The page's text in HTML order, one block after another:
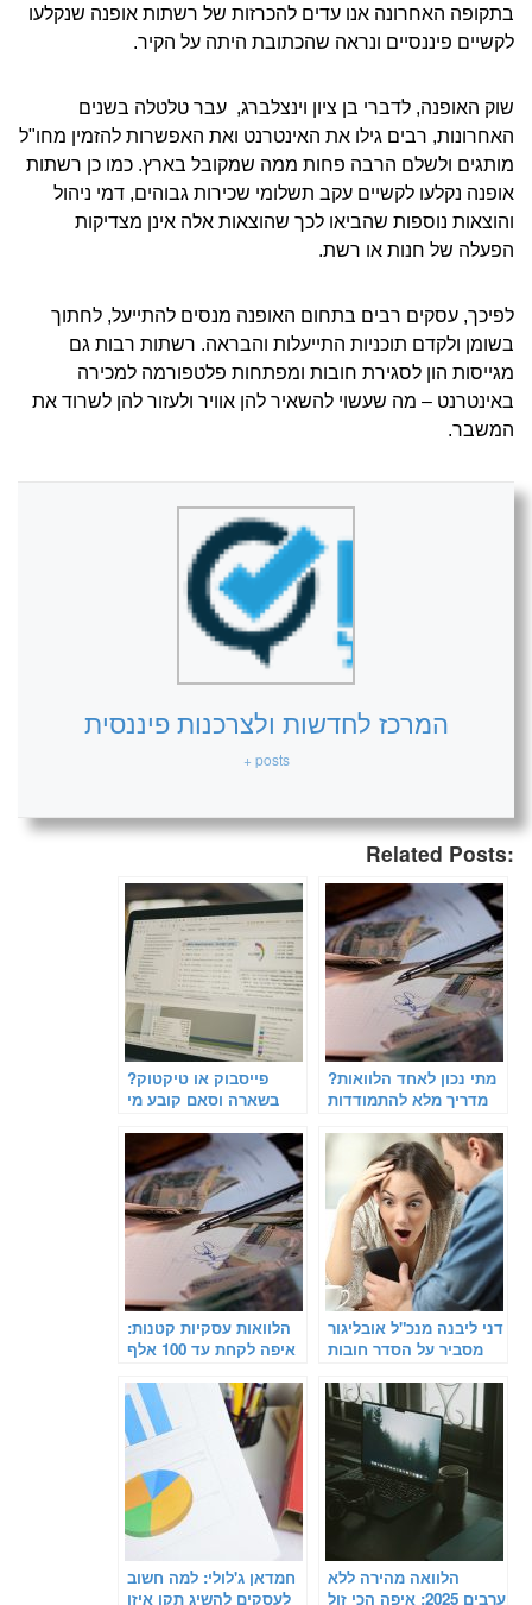
בתקופה האחרונה אנו עדים להכרזות של רשתות אופנה שנקלעו
לקשיים פיננסיים ונראה שהכתובת היתה על הקיר.
שוק האופנה, לדברי בן ציון וינצלברג, עבר טלטלה בשנים
האחרונות, רבים גילו את האינטרנט ואת האפשרות להזמין מחו"ל
מותגים ולשלם הרבה פחות ממה שמקובל בארץ. כמו כן רשתות
אופנה נקלעו לקשיים עקב תשלומי שכירות גבוהים, דמי ניהול
והוצאות נוספות שהביאו לכך שהוצאות אלה אינן מצדיקות
הפעלה של חנות או רשת.
לפיכך, עסקים רבים בתחום האופנה מנסים להתייעל, לחתוך
בשומן ולקדם תוכניות התייעלות והבראה. רשתות רבות גם
מגייסות הון לסגירת חובות ומפתחות פלטפורמה למכירה
באינטרנט – מה שעשוי להשאיר להן אוויר ולעזור להן לשרוד את
המשבר.
המרכז לחדשות ולצרכנות פיננסית
+ posts
Related Posts:
פייסבוק או טיקטוק?
בשארה וסאם קובע מי
עולם הניו-מדיה העסקית
מתי נכון לאחד הלוואות?
מדריך מלא להתמודדות
הלוואות עסקיות קטנות:
איפה לקחת עד 100 אלף
דני ליבנה מנכ"ל אובליגור
מסביר על הסדר חובות
חמדאן ג'לולי: למה חשוב
לעסקים להשיג תקן איזו
הלוואה מהירה ללא
ערבים 2025: איפה הכי זול